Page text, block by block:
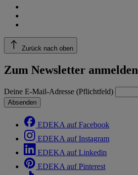
Zurück nach oben
Zum Newsletter anmelden
Deine E-Mail-Adresse (Pflichtfeld)
Absenden
EDEKA auf Facebook
EDEKA auf Instagram
EDEKA auf Linkedin
EDEKA auf Pinterest